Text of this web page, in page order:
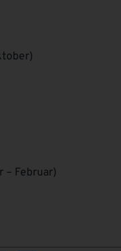
– Februar)